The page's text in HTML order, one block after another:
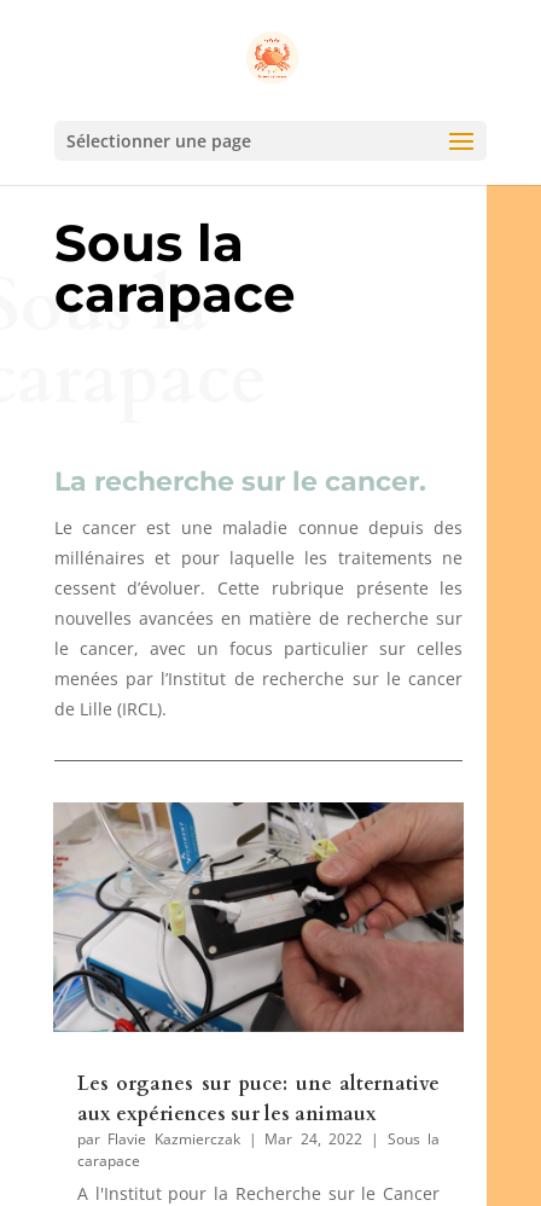
Sélectionner une page
Sous la
carapace
la
La recherche sur le cancer.
Le cancer est une maladie connue depuis des
millénaires et pour laquelle les traitements ne
cessent d’évoluer. Cette rubrique présente les
nouvelles avancées en matière de recherche sur
le cancer, avec un focus particulier sur celles
menées par l’Institut de recherche sur le cancer
de Lille (IRCL).
Les organes sur puce: une alternative
aux expériences sur les animaux
par Flavie Kazmierczak | Mar 24, 2022 | Sous la
carapace
A l'Institut pour la Recherche sur le Cancer